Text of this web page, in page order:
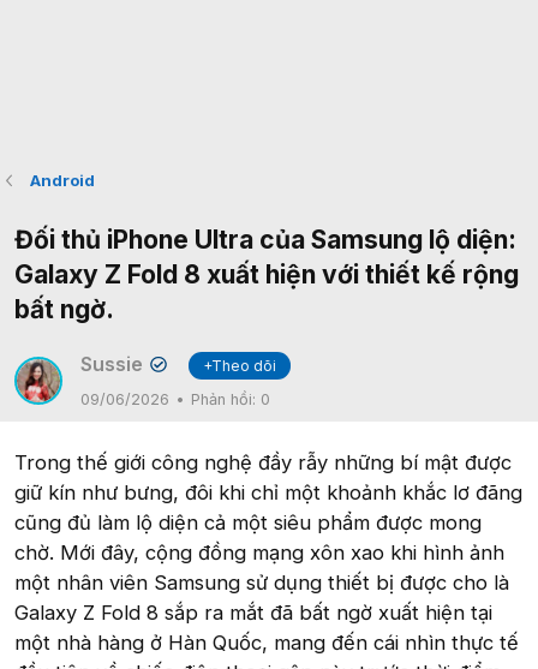
Android
Đối thủ iPhone Ultra của Samsung lộ diện:
Galaxy Z Fold 8 xuất hiện với thiết kế rộng
bất ngờ.
Sussie ✔
+Theo dõi
09/06/2026
Phản hồi: 0
Trong thế giới công nghệ đầy rẫy những bí mật được
giữ kín như bưng, đôi khi chỉ một khoảnh khắc lơ đãng
cũng đủ làm lộ diện cả một siêu phẩm được mong
chờ. Mới đây, cộng đồng mạng xôn xao khi hình ảnh
một nhân viên Samsung sử dụng thiết bị được cho là
Galaxy Z Fold 8 sắp ra mắt đã bất ngờ xuất hiện tại
một nhà hàng ở Hàn Quốc, mang đến cái nhìn thực tế